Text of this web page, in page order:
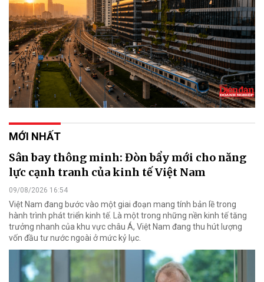
MỚI NHẤT
Sân bay thông minh: Đòn bẩy mới cho năng
lực cạnh tranh của kinh tế Việt Nam
09/08/2026 16:54
Việt Nam đang bước vào một giai đoạn mang tính bản lề trong
hành trình phát triển kinh tế. Là một trong những nền kinh tế tăng
trưởng nhanh của khu vực châu Á, Việt Nam đang thu hút lượng
vốn đầu tư nước ngoài ở mức kỷ lục.